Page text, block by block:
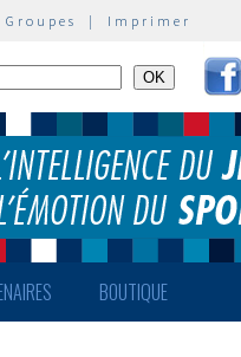
| Imprimer
BOUTIQUE